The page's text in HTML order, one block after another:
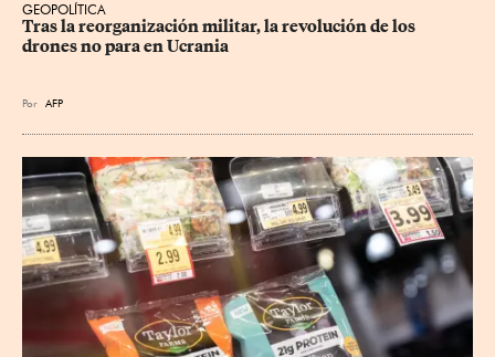
GEOPOLÍTICA
Tras la reorganización militar, la revolución de los
drones no para en Ucrania
Por AFP